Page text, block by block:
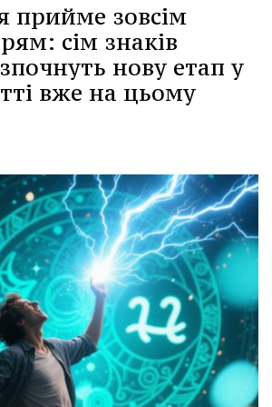
прийме зовсім
сім знаків
нову етап у
вже на цьому